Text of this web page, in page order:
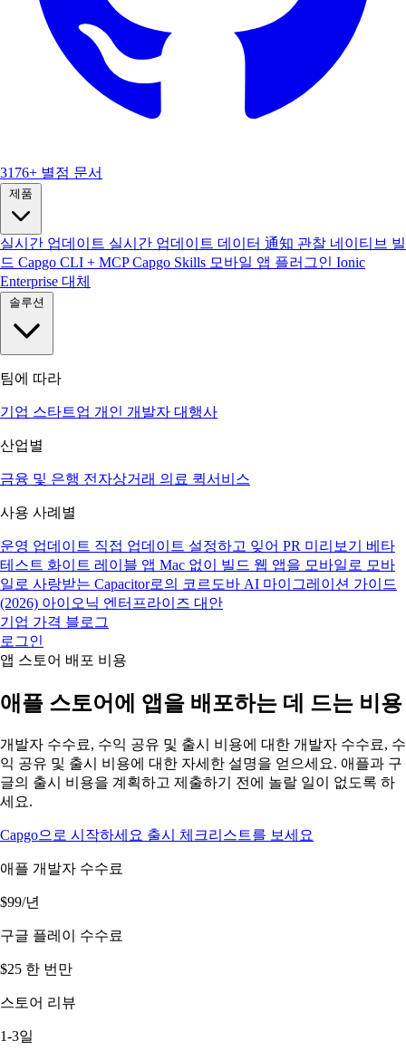
3176+ 별점 문서
제품
실시간 업데이트 실시간 업데이트 데이터 通知 관찰 네이티브 빌
드 Capgo CLI + MCPCapgo Skills 모바일 앱 플러그인 Ionic
Enterprise 대체
솔루션
팀에 따라
기업 스타트업 개인 개발자 대행사
산업별
금융 및 은행 전자상거래 의료 퀵서비스
사용 사례별
운영 업데이트 직접 업데이트 설정하고 잊어 PR 미리보기 베타
테스트 화이트 레이블 앱 Mac 없이 빌드 웹 앱을 모바일로 모바
일로 사랑받는 Capacitor로의 코르도바 AI 마이그레이션 가이드
(2026) 아이오닉 엔터프라이즈 대안
기업 가격 블로그
로그인
앱 스토어 배포 비용
애플 스토어에 앱을 배포하는 데 드는 비용
개발자 수수료, 수익 공유 및 출시 비용에 대한 개발자 수수료, 수
익 공유 및 출시 비용에 대한 자세한 설명을 얻으세요. 애플과 구
글의 출시 비용을 계획하고 제출하기 전에 놀랄 일이 없도록 하
세요.
Capgo으로 시작하세요 출시 체크리스트를 보세요
애플 개발자 수수료
$99/년
구글 플레이 수수료
$25 한 번만
스토어 리뷰
1-3일